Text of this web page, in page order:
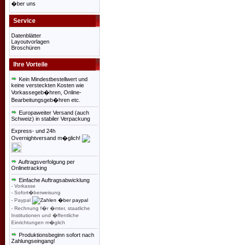
�ber uns
Service
Datenblätter
Layoutvorlagen
Broschüren
Ihre Vorteile
Kein Mindestbestellwert und
keine versteckten Kosten wie
Vorkassegeb�hren, Online-
Bearbeitungsgeb�hren etc.
Europaweiter Versand (auch
Schweiz) in stabiler Verpackung
Express- und 24h
Overnightversand m�glich!
Auftragsverfolgung per
Onlinetracking
Einfache Auftragsabwicklung
- Vorkasse
- Sofort�berweisung
- Paypal
- Rechnung f�r �mter, staatliche
Institutionen und �ffentliche
Einrichtungen m�glich
Produktionsbeginn sofort nach
Zahlungseingang!